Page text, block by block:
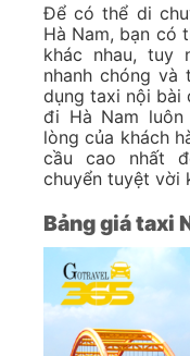
Để có thể di
Hà Nam, bạn có
khác nhau, tuy
nhanh chóng và
dụng taxi nội bài
đi Hà Nam
lòng của khách
cầu cao nhất
chuyển tuyệt vời
Bảng giá taxi